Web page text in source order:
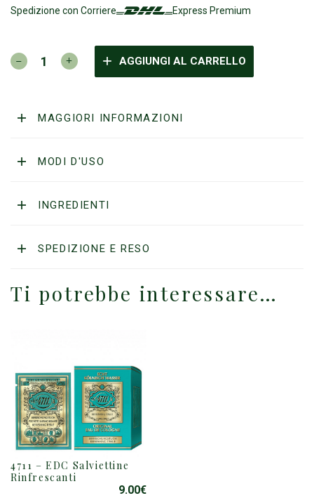
Spedizione con Corriere
Express Premium
4711
Cologne
AGGIUNGI AL CARRELLO
MAGGIORI INFORMAZIONI
MODI D'USO
INGREDIENTI
SPEDIZIONE E RESO
Ti potrebbe interessare…
4711 – EDC Salviettine
Rinfrescanti
9.00€